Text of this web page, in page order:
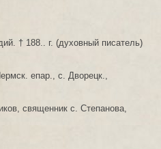
† 188.. г. (духовный писатель)
епар., с. Дворецк.,
священник с. Степанова,